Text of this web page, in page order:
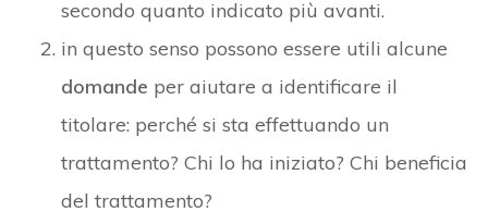
secondo quanto indicato più avanti.
in questo senso possono essere utili alcune
domande per aiutare a identificare il
titolare: perché si sta effettuando un
trattamento? Chi lo ha iniziato? Chi beneficia
del trattamento?